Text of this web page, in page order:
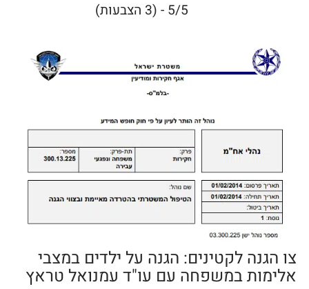
5/5 - (3 הצבעות)
צו הגנה לקטינים: הגנה על ילדים במצבי
אלימות במשפחה עם עו"ד עמנואל טראץ